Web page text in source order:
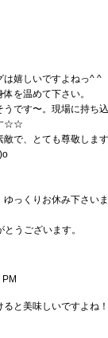
は嬉しいですよねっ^ ^
を温めて下さい。
です〜。現場に持ち
☆☆
で、とても尊敬します
っくりお休み下さいま
うございます。
と美味しいですよね！